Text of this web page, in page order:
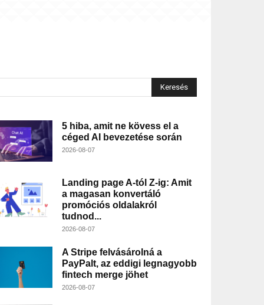
Keresés
5 hiba, amit ne kövess el a
céged AI bevezetése során
2026-08-07
Landing page A-tól Z-ig: Amit
a magasan konvertáló
promóciós oldalakról
tudnod...
2026-08-07
A Stripe felvásárolná a
PayPalt, az eddigi legnagyobb
fintech merge jöhet
2026-08-07